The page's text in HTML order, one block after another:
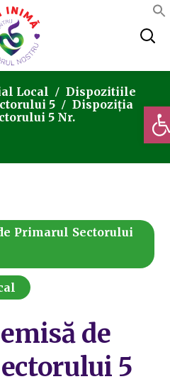
Local
Dispozitiile
5
Dispoziția
5 Nr.
Primarul Sectorului
de
5